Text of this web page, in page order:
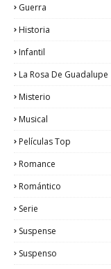
Guerra
Historia
Infantil
La Rosa De Guadalupe
Misterio
Musical
Películas Top
Romance
Romántico
Serie
Suspense
Suspenso